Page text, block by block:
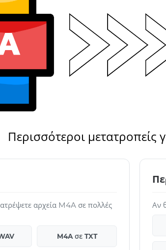
Περισσότεροι μετατροπείς
αρχεία M4A σε πολλές
M4A σε TXT
Αν